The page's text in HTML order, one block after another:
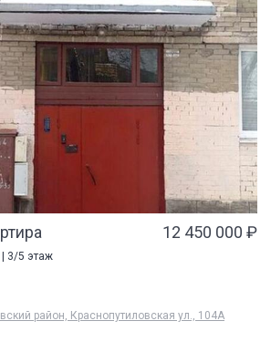
12 450 000 ₽
| 3/5 этаж
район, Краснопутиловская ул., 104А